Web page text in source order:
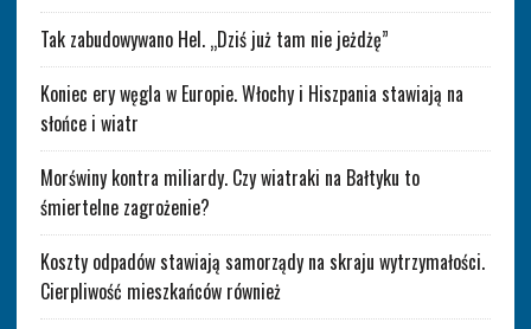
Tak zabudowywano Hel. „Dziś już tam nie jeżdżę”
Koniec ery węgla w Europie. Włochy i Hiszpania stawiają na
słońce i wiatr
Morświny kontra miliardy. Czy wiatraki na Bałtyku to
śmiertelne zagrożenie?
Koszty odpadów stawiają samorządy na skraju wytrzymałości.
Cierpliwość mieszkańców również